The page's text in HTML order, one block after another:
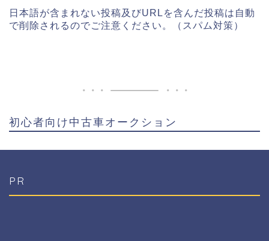
日本語が含まれない投稿及びURLを含んだ投稿は自動
で削除されるのでご注意ください。（スパム対策）
初心者向け中古車オークション
PR